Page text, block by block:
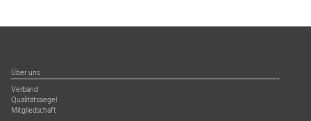
Über uns
Verband
Qualitätssiegel
Mitgliedschaft